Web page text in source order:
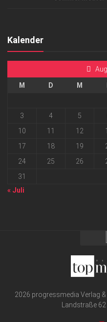
Kalender
M D M
3
4 5
10
11 12
17
18 19
24
25 26
31
« Juli
2026 progressmedia Verlag
Landstraße 62